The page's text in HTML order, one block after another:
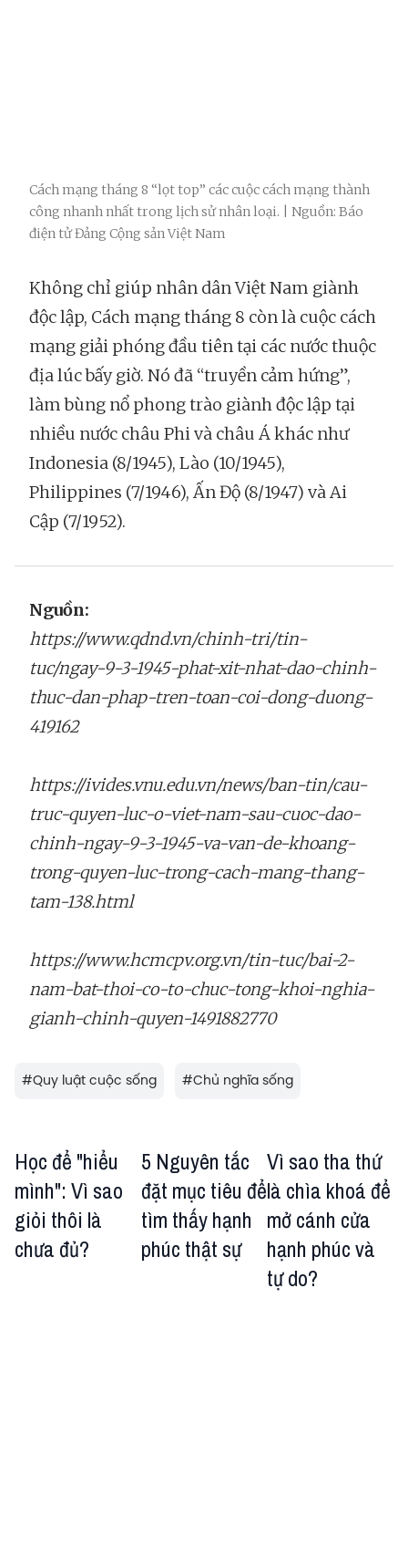
Cách mạng tháng 8 “lọt top” các cuộc cách mạng thành
công nhanh nhất trong lịch sử nhân loại. | Nguồn: Báo
điện tử Đảng Cộng sản Việt Nam
Không chỉ giúp nhân dân Việt Nam giành
độc lập, Cách mạng tháng 8 còn là cuộc cách
mạng giải phóng đầu tiên tại các nước thuộc
địa lúc bấy giờ. Nó đã “truyền cảm hứng”,
làm bùng nổ phong trào giành độc lập tại
nhiều nước châu Phi và châu Á khác như
Indonesia (8/1945), Lào (10/1945),
Philippines (7/1946), Ấn Độ (8/1947) và Ai
Cập (7/1952).
Nguồn:
https://www.qdnd.vn/chinh-tri/tin-
tuc/ngay-9-3-1945-phat-xit-nhat-dao-chinh-
thuc-dan-phap-tren-toan-coi-dong-duong-
419162
https://ivides.vnu.edu.vn/news/ban-tin/cau-
truc-quyen-luc-o-viet-nam-sau-cuoc-dao-
chinh-ngay-9-3-1945-va-van-de-khoang-
trong-quyen-luc-trong-cach-mang-thang-
tam-138.html
https://www.hcmcpv.org.vn/tin-tuc/bai-2-
nam-bat-thoi-co-to-chuc-tong-khoi-nghia-
gianh-chinh-quyen-1491882770
#Quy luật cuộc sống #Chủ nghĩa sống
Học để "hiểu
mình": Vì sao
giỏi thôi là
chưa đủ?
5 Nguyên tắc
đặt mục tiêu để
tìm thấy hạnh
phúc thật sự
Vì sao tha thứ
là chìa khoá để
mở cánh cửa
hạnh phúc và
tự do?